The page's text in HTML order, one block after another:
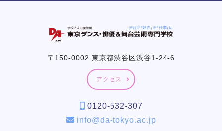
〒150-0002 東京都渋谷区渋谷1-24-6
アクセス
0120-532-307
info@da-tokyo.ac.jp